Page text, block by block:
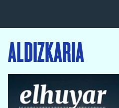
ALDIZKARIA